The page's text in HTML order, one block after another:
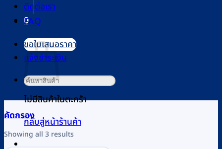
0
ไม่มีสินค้าในตะกร้า
กลับสู่หน้าร้านค้า
ติดต่อเรา
FAQ
ขอใบเสนอราคา
แจ้งชำระเงิน
ค้นหา:
คัดกรอง
Showing all 3 results